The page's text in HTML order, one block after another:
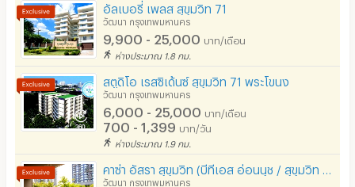
- โต๊ะรับประทานอาหาร
- เคาน์เตอร์ครัวแบบบิ้วท์อิน
อุปกรณ์ครัว
- ตู้เย็น
- เครื่องซักผ้าพร้อมอบ
- เครื่องทำน้ำอุ่น
อนุญาตให้สูบบุหรี่ในห้องพัก
โทรศัพท์สายตรง
ที่จอดรถ
ที่จอดรถมอเตอร์ไซด์/จักรยาน
ลิฟต์
โรงยิม / ฟิตเนส
อัลเบอรี่ เพลส สุขุมวิท 71
วัฒนา กรุงเทพมหานคร
9,900 - 25,000 บาท/เดือน
ห่างประมาณ 1.8 กม.
สตูดิโอ เรสซิเด้นซ์ สุขุมวิท 71 พระโขนง
วัฒนา กรุงเทพมหานคร
6,000 - 25,000 บาท/เดือน
700 - 1,399 บาท/วัน
ห่างประมาณ 1.9 กม.
วัฒนา กรุงเทพมหานคร